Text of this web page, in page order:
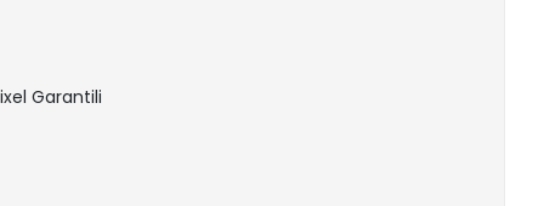
Garantili